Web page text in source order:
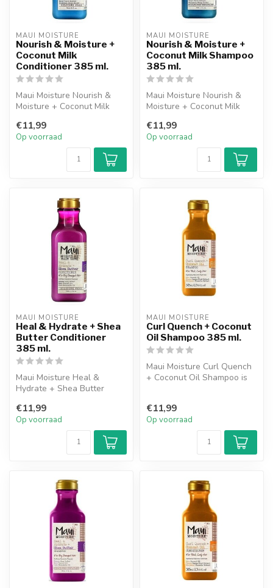
MAUI MOISTURE
Nourish & Moisture +
Coconut Milk
Conditioner 385 ml.
Maui Moisture Nourish &
Moisture + Coconut Milk
romig...
€11,99
Op voorraad
MAUI MOISTURE
Nourish & Moisture +
Coconut Milk Shampoo
385 ml.
Maui Moisture Nourish &
Moisture + Coconut Milk
romige sh...
€11,99
Op voorraad
MAUI MOISTURE
Heal & Hydrate + Shea
Butter Conditioner
385 ml.
Maui Moisture Heal &
Hydrate + Shea Butter
voedende, rom...
€11,99
Op voorraad
MAUI MOISTURE
Curl Quench + Coconut
Oil Shampoo 385 ml.
Maui Moisture Curl Quench
+ Coconut Oil Shampoo is
€11,99
Op voorraad